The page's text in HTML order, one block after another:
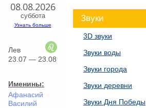
08.08.2026
суббота
Узнать больше
Лев
23.07 — 23.08
Именины:
Афанасий
Василий
Звуки
3D звуки
Звуки воды
Звуки города
Звуки деревни
Звуки Дня Победы